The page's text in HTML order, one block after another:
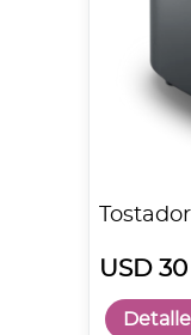
USD 30